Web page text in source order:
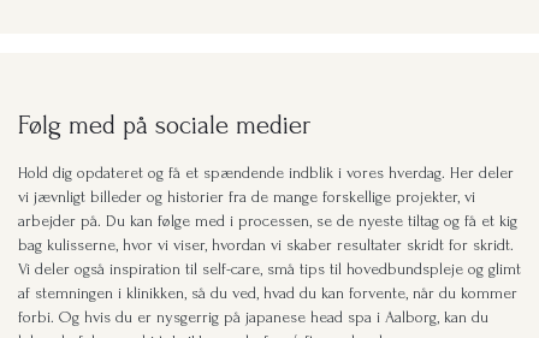
Følg med på sociale medier
Hold dig opdateret og få et spændende indblik i vores hverdag. Her deler
vi jævnligt billeder og historier fra de mange forskellige projekter, vi
arbejder på. Du kan følge med i processen, se de nyeste tiltag og få et kig
bag kulisserne, hvor vi viser, hvordan vi skaber resultater skridt for skridt.
Vi deler også inspiration til self-care, små tips til hovedbundspleje og glimt
af stemningen i klinikken, så du ved, hvad du kan forvente, når du kommer
forbi. Og hvis du er nysgerrig på japanese head spa i Aalborg, kan du